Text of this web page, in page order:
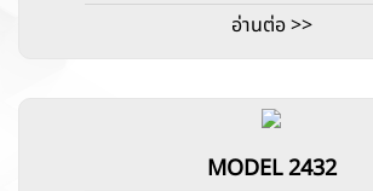
อ่านต่อ >>
MODEL 2432